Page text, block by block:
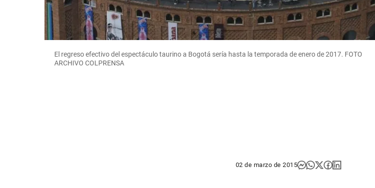
El regreso efectivo del espectáculo taurino a Bogotá sería hasta la temporada de enero de 2017. FOTO
ARCHIVO COLPRENSA
02 de marzo de 2015